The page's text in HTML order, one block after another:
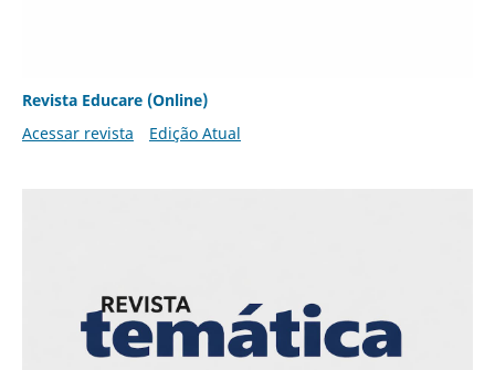
Revista Educare (Online)
Acessar revista
Edição Atual